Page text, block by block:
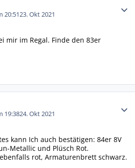
20:5123. Okt 2021
mir im Regal. Finde den 83er
19:3824. Okt 2021
kann Ich auch bestätigen: 84er 8V
Metallic und Plüsch Rot.
rot, Armaturenbrett schwarz.